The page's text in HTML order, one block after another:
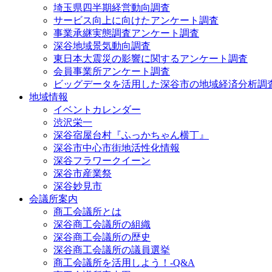
埼玉県四半期経営動向調査
サービス向上に向けたアンケート調査
事業承継実態調査アンケート調査
深谷地域景気動向調査
東日本大震災の影響に関するアンケート調査
会員事業所アンケート調査
ビッグデータを活用した深谷市の地域経済分析調
地域情報
イベントカレンダー
渋沢栄一
深谷宿屋台村『ふっかちゃん横丁』
深谷市中心市街地活性化情報
深谷フラワークイーン
深谷市産業祭
深谷妙見市
会議所案内
商工会議所とは
深谷商工会議所の組織
深谷商工会議所の歴史
深谷商工会議所の議員選挙
商工会議所を活用しよう！-Q&A